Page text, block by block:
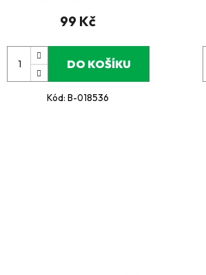
99 Kč
DO KOŠÍKU
Kód:B-018536